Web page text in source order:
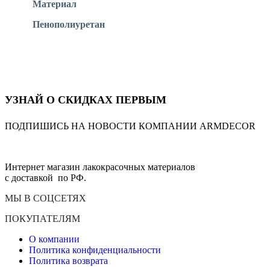
Материал
Пенополиуретан
УЗНАЙ О СКИДКАХ ПЕРВЫМ
ПОДПИШИСЬ НА НОВОСТИ КОМПАНИИ ARMDECOR
Интернет магазин лакокрасочных материалов
с доставкой по РФ.
МЫ В СОЦСЕТЯХ
ПОКУПАТЕЛЯМ
О компании
Политика конфиденциальности
Политика возврата